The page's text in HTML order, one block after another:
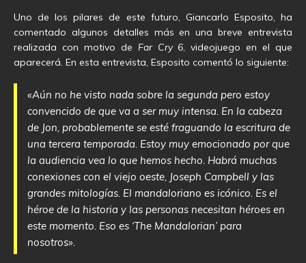
Uno de los pilares de este futuro, Giancarlo Esposito, ha
comentado algunos detalles más en una breve entrevista
realizada con motivo de Far Cry 6, videojuego en el que
aparecerá. En esta entrevista, Esposito comentó lo siguiente:
«Aún no he visto nada sobre la segunda pero estoy
convencido de que va a ser muy intensa. En la cabeza
de Jon, probablemente se esté fraguando la escritura de
una tercera temporada. Estoy muy emocionado por que
la audiencia vea lo que hemos hecho. Habrá muchas
conexiones con el viejo oeste, Joseph Campbell y las
grandes mitologías. El mandaloriano es icónico. Es el
héroe de la historia y las personas necesitan héroes en
este momento. Eso es ‘The Mandalorian’ para
nosotros».